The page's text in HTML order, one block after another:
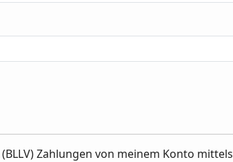
Zahlungen von meinem Konto mittels